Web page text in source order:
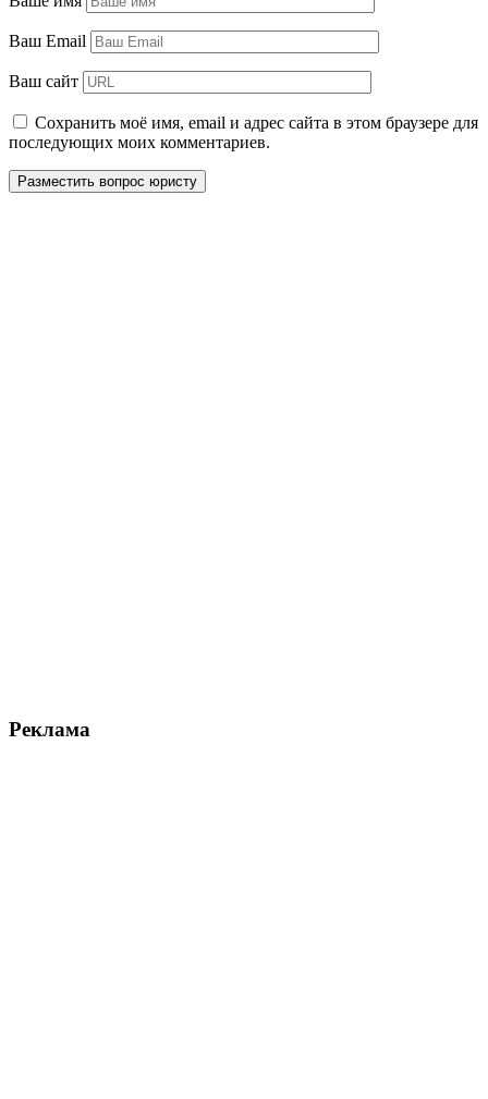
Ваш Email
Ваш сайт
Сохранить моё имя, email и адрес сайта в этом браузере для
последующих моих комментариев.
Реклама